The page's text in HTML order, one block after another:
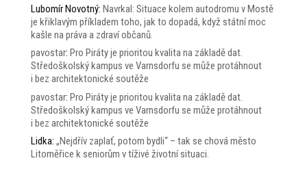
Lubomír Novotný: Navrkal: Situace kolem autodromu v Mostě
je křiklavým příkladem toho, jak to dopadá, když státní moc
kašle na práva a zdraví občanů.
pavostar: Pro Piráty je prioritou kvalita na základě dat.
Středoškolský kampus ve Varnsdorfu se může protáhnout
i bez architektonické soutěže
pavostar: Pro Piráty je prioritou kvalita na základě dat.
Středoškolský kampus ve Varnsdorfu se může protáhnout
i bez architektonické soutěže
Lidka: „Nejdřív zaplať, potom bydli“ – tak se chová město
Litoměřice k seniorům v tíživé životní situaci.